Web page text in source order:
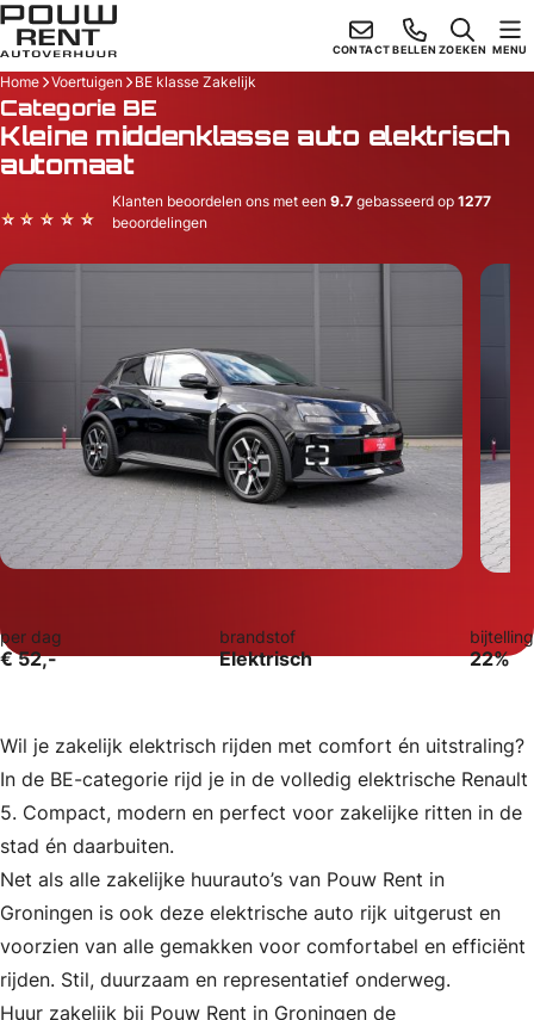
Skiplinks CONTACT BELLEN ZOEKEN MENU
Home Voertuigen BE klasse Zakelijk
Categorie BE
Kleine middenklasse auto elektrisch
automaat
Klanten beoordelen ons met een9.7 gebasseerd op1277
beoordelingen
per dag
€ 52,-
brandstof
Elektrisch
bijtelling
22%
Wil je zakelijk elektrisch rijden met comfort én uitstraling?
In de BE-categorie rijd je in de volledig elektrische Renault
5. Compact, modern en perfect voor zakelijke ritten in de
stad én daarbuiten.
Net als alle zakelijke huurauto’s van Pouw Rent in
Groningen is ook deze elektrische auto rijk uitgerust en
voorzien van alle gemakken voor comfortabel en efficiënt
rijden. Stil, duurzaam en representatief onderweg.
Huur zakelijk bij Pouw Rent in Groningen de